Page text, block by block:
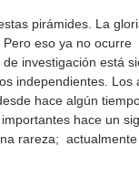
pirámides. La
eso ya no
investigación está
independientes.
hace algún
hace un
rareza;